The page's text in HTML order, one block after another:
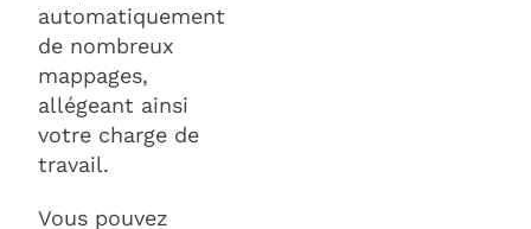
automatiquement
de nombreux
mappages,
allégeant ainsi
votre charge de
travail.
Vous pouvez